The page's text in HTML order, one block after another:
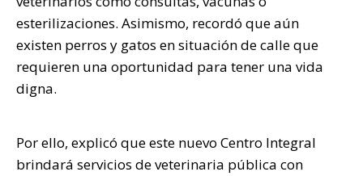
esterilizaciones. Asimismo, recordó que aún
existen perros y gatos en situación de calle que
requieren una oportunidad para tener una vida
digna.
Por ello, explicó que este nuevo Centro Integral
brindará servicios de veterinaria pública con